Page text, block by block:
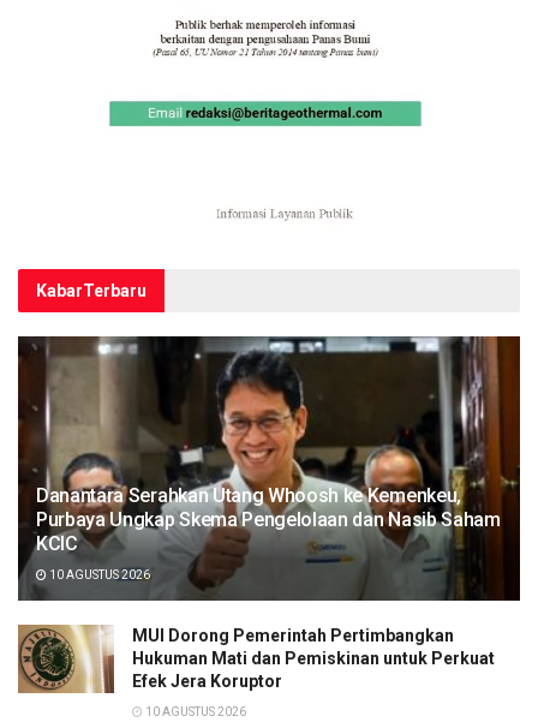
KabarTerbaru
Danantara Serahkan Utang Whoosh ke Kemenkeu,
Purbaya Ungkap Skema Pengelolaan dan Nasib Saham
KCIC
10 AGUSTUS 2026
MUI Dorong Pemerintah Pertimbangkan
Hukuman Mati dan Pemiskinan untuk Perkuat
Efek Jera Koruptor
10 AGUSTUS 2026